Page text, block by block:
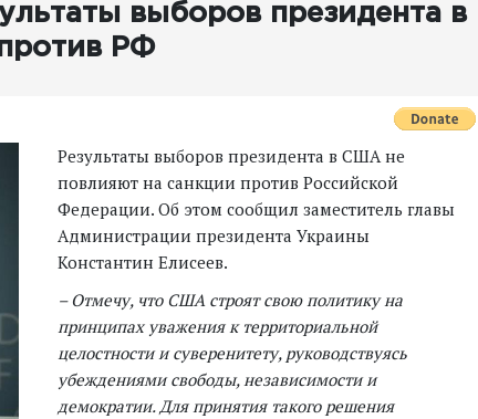
выборов президента в
РФ
Результаты выборов президента в США не
повлияют на санкции против Российской
Федерации. Об этом сообщил заместитель главы
Администрации президента Украины
Константин Елисеев.
– Отмечу, что США строят свою политику на
принципах уважения к территориальной
целостности и суверенитету, руководствуясь
убеждениями свободы, независимости и
демократии. Для принятия такого решения